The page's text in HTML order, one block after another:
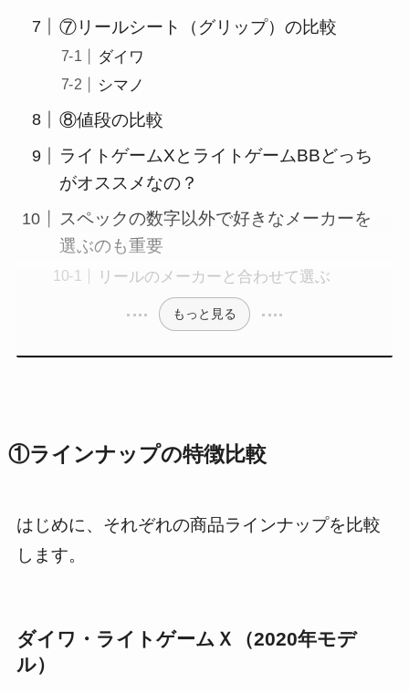
⑦リールシート（グリップ）の比較
ダイワ
シマノ
⑧値段の比較
ライトゲームXとライトゲームBBどっち
がオススメなの？
スペックの数字以外で好きなメーカーを
選ぶのも重要
リールのメーカーと合わせて選ぶ
もっと見る
①ラインナップの特徴比較
はじめに、それぞれの商品ラインナップを比較
します。
ダイワ・ライトゲームＸ（2020年モデ
ル）